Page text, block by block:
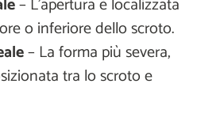
o inferiore dello scroto.
– La forma più severa,
tra lo scroto e